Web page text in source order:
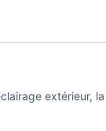
extérieur,